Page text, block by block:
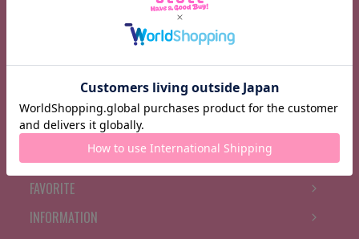
BRAND NEWS
RANKING
BOOK MARK
FAVORITE
INFORMATION